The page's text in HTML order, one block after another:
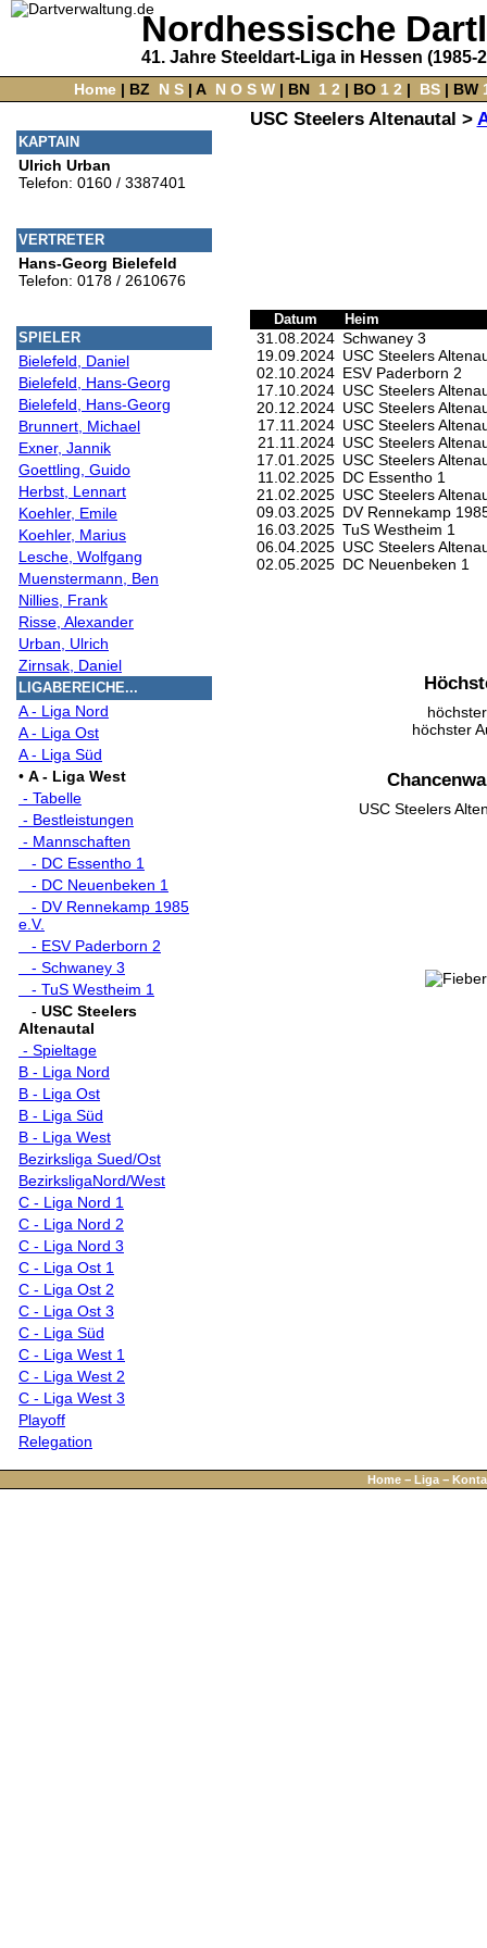
Nordhessische
41. Jahre Steeldart-Liga in Hessen (1985-
Home‌ | BZ N S‌ | A‌ N O S W‌ | BN‌ 1 2 | BO‌ 1 2 | BS| BW‌
USC Steelers Altenautal >
KAPTAIN
Ulrich Urban
Telefon: 0160 / 3387401
VERTRETER
Hans-Georg Bielefeld
Telefon: 0178 / 2610676
SPIELER
Bielefeld, Daniel
Bielefeld, Hans-Georg
Bielefeld, Hans-Georg
Brunnert, Michael
Exner, Jannik
Goettling, Guido
Herbst, Lennart
Koehler, Emile
Koehler, Marius
Lesche, Wolfgang
Muenstermann, Ben
Nillies, Frank
Risse, Alexander
Urban, Ulrich
Zirnsak, Daniel
LIGABEREICHE...
A - Liga Nord
A - Liga Ost
A - Liga Süd
• A - Liga West
- Tabelle
- Bestleistungen
- Mannschaften
- DC Essentho 1
- DC Neuenbeken 1
- DV Rennekamp 1985
e.V.
- ESV Paderborn 2
- Schwaney 3
- TuS Westheim 1
- USC Steelers
Altenautal
- Spieltage
B - Liga Nord
B - Liga Ost
B - Liga Süd
B - Liga West
Bezirksliga Sued/Ost
BezirksligaNord/West
C - Liga Nord 1
C - Liga Nord 2
C - Liga Nord 3
C - Liga Ost 1
C - Liga Ost 2
C - Liga Ost 3
C - Liga Süd
C - Liga West 1
C - Liga West 2
C - Liga West 3
Playoff
Relegation
Datum Heim
31.08.2024 Schwaney 3
19.09.2024 USC Steelers
02.10.2024 ESV Paderborn 2
17.10.2024 USC Steelers
20.12.2024 USC Steelers
17.11.2024 USC Steelers
21.11.2024 USC Steelers
17.01.2025 USC Steelers
11.02.2025 DC Essentho 1
21.02.2025 USC Steelers
09.03.2025 DV Rennekamp
16.03.2025 TuS Westheim 1
06.04.2025 USC Steelers
02.05.2025 DC Neuenbeken 1
höchster
USC Steelers
Home − Liga −